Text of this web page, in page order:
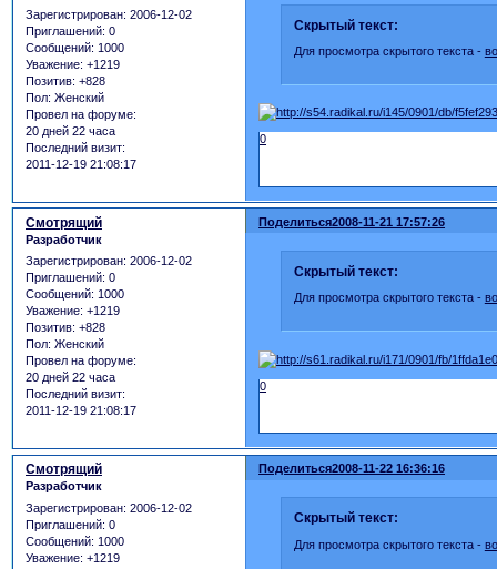
Зарегистрирован: 2006-12-02
Приглашений: 0
Сообщений: 1000
Уважение: +1219
Позитив: +828
Пол: Женский
Провел на форуме:
20 дней 22 часа
Последний визит:
2011-12-19 21:08:17
Скрытый текст:
Для просмотра скрытого текста -
0
Поделиться2008-11-21 17:57:26
Смотрящий
Разработчик
Зарегистрирован: 2006-12-02
Приглашений: 0
Сообщений: 1000
Уважение: +1219
Позитив: +828
Пол: Женский
Провел на форуме:
20 дней 22 часа
Последний визит:
2011-12-19 21:08:17
Скрытый текст:
Для просмотра скрытого текста -
0
Поделиться2008-11-22 16:36:16
Смотрящий
Разработчик
Зарегистрирован: 2006-12-02
Приглашений: 0
Сообщений: 1000
Уважение: +1219
Скрытый текст:
Для просмотра скрытого текста -